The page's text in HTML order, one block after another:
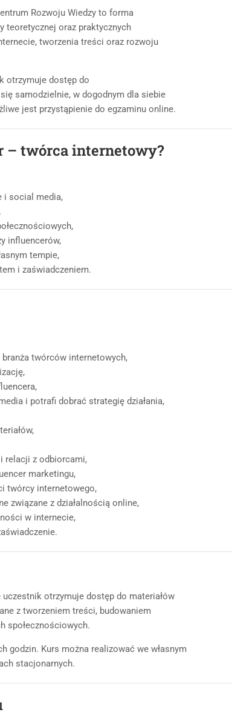
Rozwoju Wiedzy to forma
teoretycznej oraz praktycznych
tworzenia treści oraz rozwoju
otrzymuje dostęp do
samodzielnie, w dogodnym dla siebie
jest przystąpienie do egzaminu online.
– twórca internetowy?
i social media,
influencerów,
tempie,
i zaświadczeniem.
twórców internetowych,
i potrafi dobrać strategię działania,
relacji z odbiorcami,
marketingu,
twórcy internetowego,
związane z działalnością online,
w internecie,
otrzymuje dostęp do materiałów
z tworzeniem treści, budowaniem
społecznościowych.
godzin. Kurs można realizować we własnym
stacjonarnych.